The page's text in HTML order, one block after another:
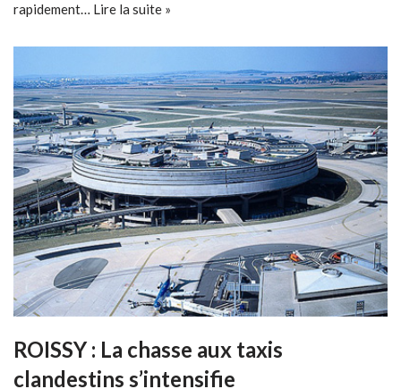
rapidement… Lire la suite »
ROISSY : La chasse aux taxis
clandestins s’intensifie